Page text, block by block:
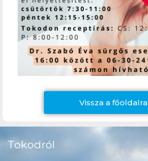
Vissza a főoldalra
Tokodról